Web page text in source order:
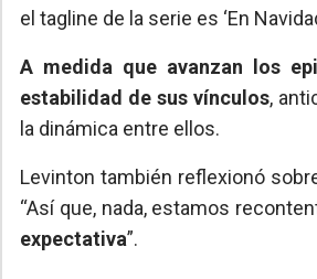
el tagline de la serie es ‘En
A medida que avanzan los
estabilidad de sus vínculos,
la dinámica entre ellos.
Levinton también reflexionó
“Así que, nada, estamos
expectativa”.